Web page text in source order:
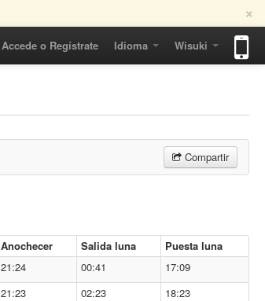
×
Accede o Regístrate Idioma Wisuki
Compartir
Anochecer Salida luna
Puesta luna
21:24 00:41
17:09
21:23 02:23
18:23